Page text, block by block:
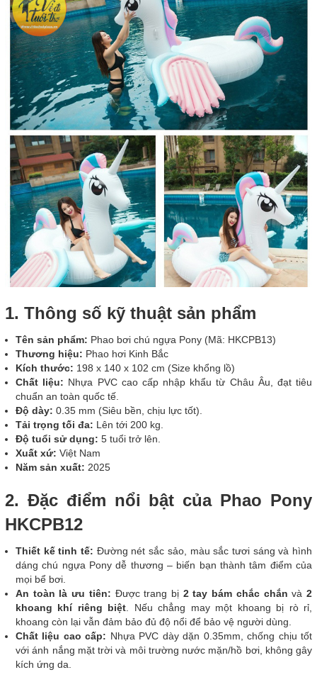
1. Thông số kỹ thuật sản phẩm
Tên sản phẩm: Phao bơi chú ngựa Pony (Mã: HKCPB13)
Thương hiệu: Phao hơi Kinh Bắc
Kích thước: 198 x 140 x 102 cm (Size khổng lồ)
Chất liệu: Nhựa PVC cao cấp nhập khẩu từ Châu Âu, đạt tiêu
chuẩn an toàn quốc tế.
Độ dày: 0.35 mm (Siêu bền, chịu lực tốt).
Tải trọng tối đa: Lên tới 200 kg.
Độ tuổi sử dụng: 5 tuổi trở lên.
Xuất xứ: Việt Nam
Năm sản xuất: 2025
2. Đặc điểm nổi bật của Phao Pony
HKCPB12
Thiết kế tinh tế: Đường nét sắc sảo, màu sắc tươi sáng và hình
dáng chú ngựa Pony dễ thương – biến bạn thành tâm điểm của
mọi bể bơi.
An toàn là ưu tiên: Được trang bị 2 tay bám chắc chắn và2
khoang khí riêng biệt . Nếu chẳng may một khoang bị rò rỉ,
khoang còn lại vẫn đảm bảo đủ độ nổi để bảo vệ người dùng.
Chất liệu cao cấp: Nhựa PVC dày dặn 0.35mm, chống chịu tốt
với ánh nắng mặt trời và môi trường nước mặn/hồ bơi, không gây
kích ứng da.